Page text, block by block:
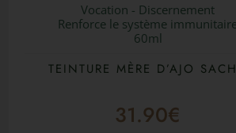
Vocation - Discernement
Renforce le système
60ml
TEINTURE MÈRE D’AJO
31.90€